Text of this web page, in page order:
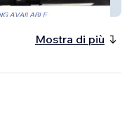
Mostra di più